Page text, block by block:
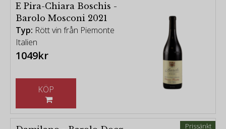
E Pira-Chiara Boschis -
Barolo Mosconi 2021
Typ: Rött vin från Piemonte
Italien
1049kr
Prissänkt